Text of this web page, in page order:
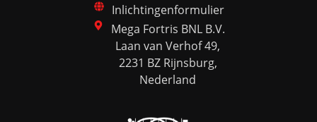
Inlichtingenformulier
Mega Fortris BNL B.V.
Laan van Verhof 49,
2231 BZ Rijnsburg,
Nederland